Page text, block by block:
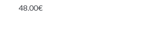
48.00€